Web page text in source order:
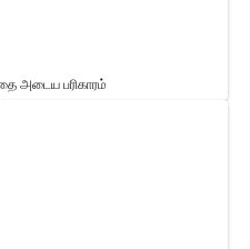
அடைய பரிகாரம்